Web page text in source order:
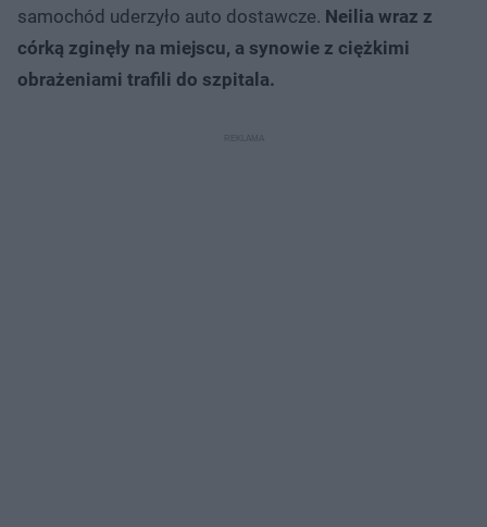
samochód uderzyło auto dostawcze. Neilia wraz z
córką zginęły na miejscu, a synowie z ciężkimi
obrażeniami trafili do szpitala.